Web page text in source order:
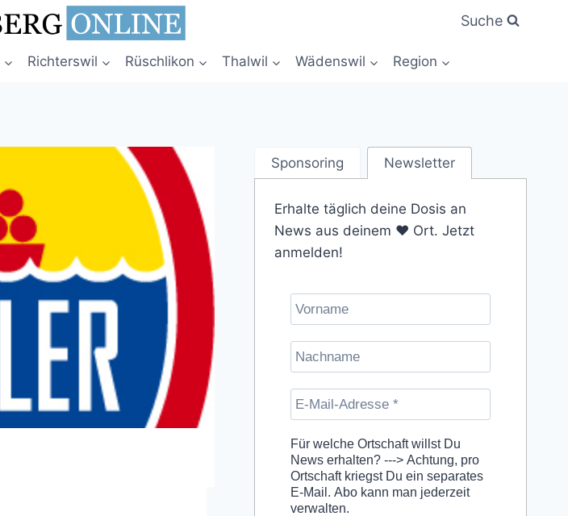
Suche
Richterswil Rüschlikon Thalwil Wädenswil Region
Sponsoring Newsletter
Erhalte täglich deine Dosis an
News aus deinem ❤️ Ort. Jetzt
anmelden!
Für welche Ortschaft willst Du
News erhalten? ---> Achtung, pro
Ortschaft kriegst Du ein separates
E-Mail. Abo kann man jederzeit
verwalten.